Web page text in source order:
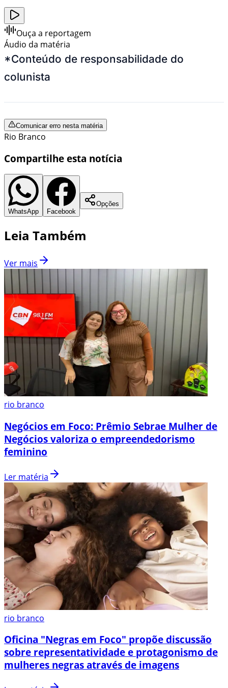
Ouça a reportagem
Áudio da matéria
*Conteúdo de responsabilidade do
colunista
Comunicar erro nesta matéria
Rio Branco
Compartilhe esta notícia
WhatsApp Facebook
Opções
Leia Também
Ver mais
rio branco
Negócios em Foco: Prêmio Sebrae Mulher de
Negócios valoriza o empreendedorismo
feminino
Ler matéria
rio branco
Oficina "Negras em Foco" propõe discussão
sobre representatividade e protagonismo de
mulheres negras através de imagens